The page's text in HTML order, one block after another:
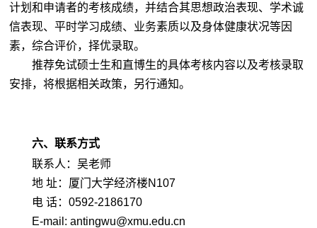
计划和申请者的考核成绩，并结合其思想政治表现、学术诚
信表现、平时学习成绩、业务素质以及身体健康状况等因
素，综合评价，择优录取。
推荐免试硕士生和直博生的具体考核内容以及考核录取
安排，将根据相关政策，另行通知。
六、联系方式
联系人：吴老师
地 址：厦门大学经济楼N107
电 话：0592-2186170
E-mail: antingwu@xmu.edu.cn